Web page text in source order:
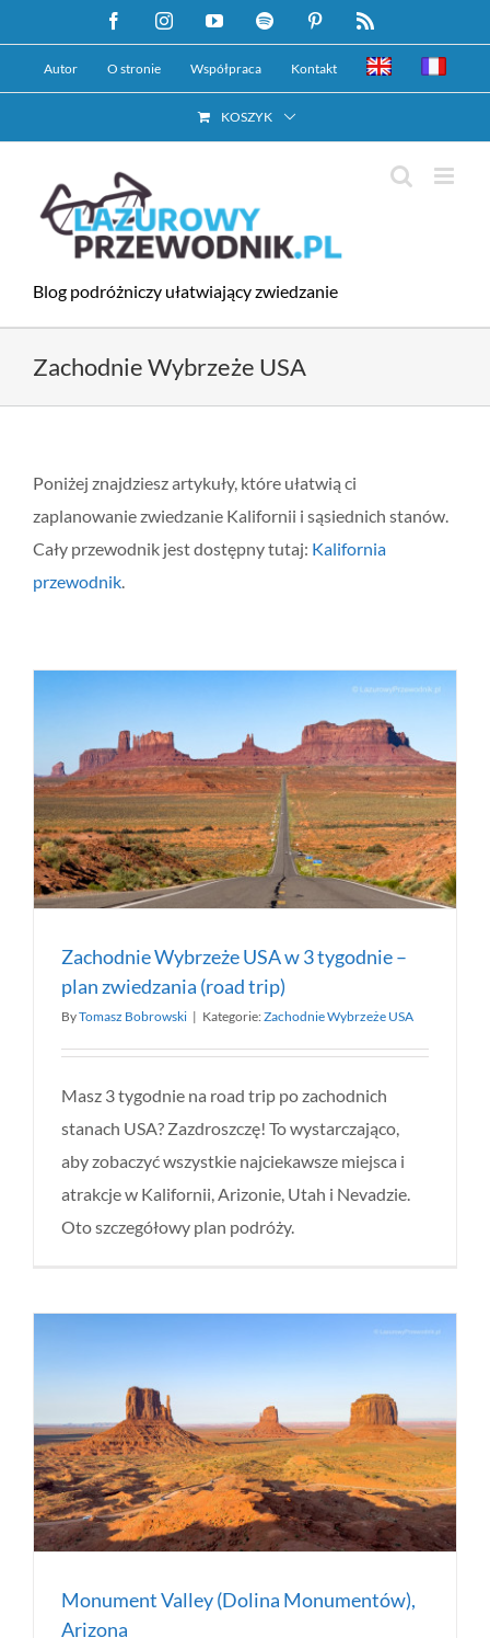
do
zawartości
FacebookInstagramYouTubeSpotify Pinterest
Autor O stronie Współpraca Kontakt
KOSZYK
Blog podróżniczy ułatwiający zwiedzanie
Zachodnie Wybrzeże USA
Poniżej znajdziesz artykuły, które ułatwią ci
zaplanowanie zwiedzanie Kalifornii i sąsiednich stanów.
Cały przewodnik jest dostępny tutaj: Kalifornia
przewodnik.
Zachodnie Wybrzeże USA w 3 tygodnie –
plan zwiedzania (road trip)
ByTomasz Bobrowski | Kategorie:Zachodnie Wybrzeże USA
Masz 3 tygodnie na road trip po zachodnich
stanach USA? Zazdroszczę! To wystarczająco,
aby zobaczyć wszystkie najciekawsze miejsca i
atrakcje w Kalifornii, Arizonie, Utah i Nevadzie.
Oto szczegółowy plan podróży.
Monument Valley (Dolina Monumentów),
Arizona